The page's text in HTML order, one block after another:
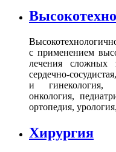
с применением
лечения сложных
сердечно-
и гинекология,
онкология,
ортопедия,
Хирургия